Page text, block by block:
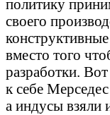
политику
своего
вместо того
разработки.
к себе
а индусы взяли